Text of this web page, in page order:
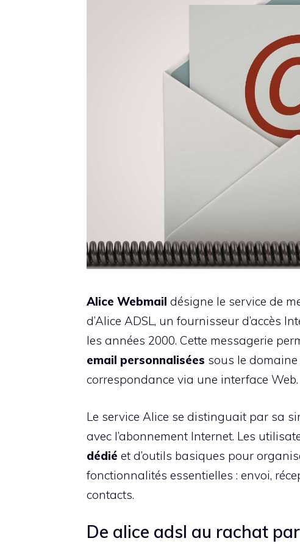
Alice Webmail désigne le service de
d’Alice ADSL, un fournisseur d’accès
les années 2000. Cette messagerie
email personnalisées sous le domaine
correspondance via une interface Web.
Le service Alice se distinguait par sa
avec l’abonnement Internet. Les
dédié et d’outils basiques pour
fonctionnalités essentielles : envoi,
contacts.
De alice adsl au rachat